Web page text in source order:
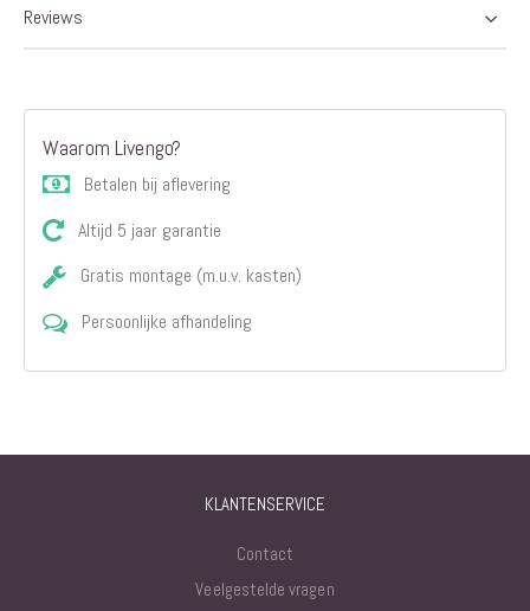
Reviews
Waarom Livengo?
Betalen bij aflevering
Altijd 5 jaar garantie
Gratis montage (m.u.v. kasten)
Persoonlijke afhandeling
KLANTENSERVICE
Contact
Veelgestelde vragen